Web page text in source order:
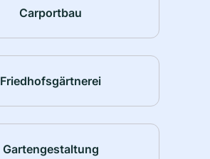
Carportbau
Friedhofsgärtnerei
Gartengestaltung